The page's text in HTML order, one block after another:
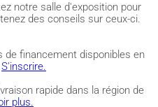
notre salle d'exposition pour
des conseils sur ceux-ci.
de financement disponibles en
S'inscrire.
rapide dans la région de
plus.